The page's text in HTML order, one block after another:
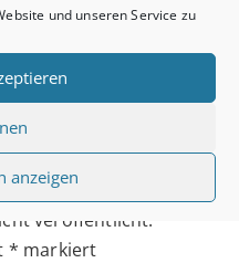
und unseren Service zu
anzeigen
veröffentlicht.
* markiert